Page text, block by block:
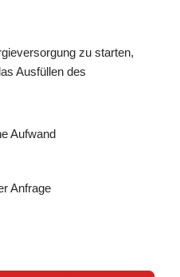
zu starten,
Ausfüllen des
Aufwand
Anfrage